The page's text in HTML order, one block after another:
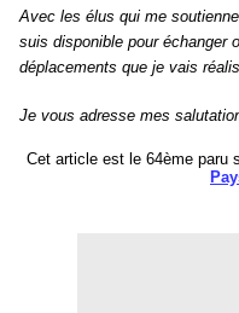
Avec les élus qui me
suis disponible pour échanger
déplacements que je vais
Je vous adresse mes
Cet article est le 64ème paru